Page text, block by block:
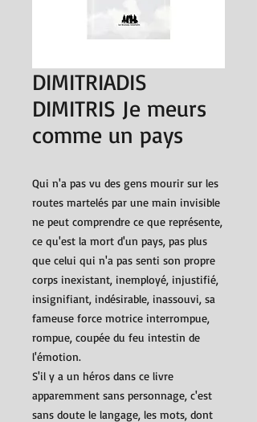
DIMITRIADIS
DIMITRIS Je meurs
comme un pays
Qui n'a pas vu des gens mourir sur les
routes martelés par une main invisible
ne peut comprendre ce que représente,
ce qu'est la mort d'un pays, pas plus
que celui qui n'a pas senti son propre
corps inexistant, inemployé, injustifié,
insignifiant, indésirable, inassouvi, sa
fameuse force motrice interrompue,
rompue, coupée du feu intestin de
l'émotion.
S'il y a un héros dans ce livre
apparemment sans personnage, c'est
sans doute le langage, les mots, dont